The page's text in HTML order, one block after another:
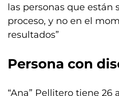
las personas que están
proceso, y no en el
resultados”
Persona con
“Ana” Pellitero tiene 26